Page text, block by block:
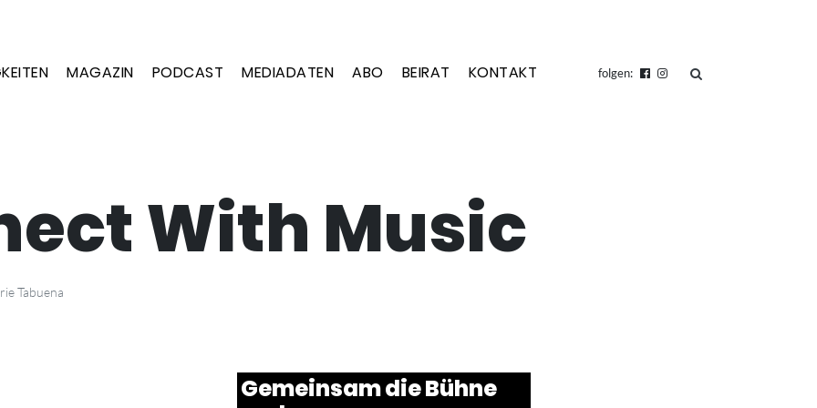
MAGAZIN PODCAST MEDIADATEN ABO BEIRAT KONTAKT folgen: suchen
With Music
Tabuena
Gemeinsam die Bühne